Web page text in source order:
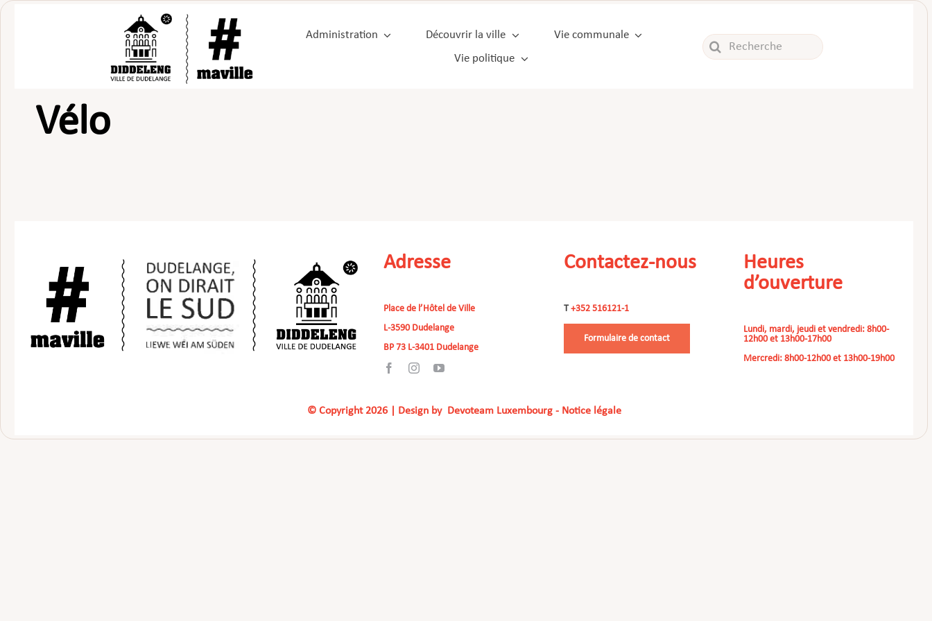
Administration Découvrir la ville
Vie communale
Vie politique
Rechercher:
Vélo
Adresse
Place de l’Hôtel de Ville
L-3590 Dudelange
BP 73 L-3401 Dudelange
Contactez-nous
T+352 516121-1
Formulaire de contact
Heures
d’ouverture
Lundi, mardi, jeudi et vendredi: 8h00-
12h00 et 13h00-17h00
Mercredi: 8h00-12h00 et 13h00-19h00
© Copyright 2026 | Design by Devoteam Luxembourg- Notice légale